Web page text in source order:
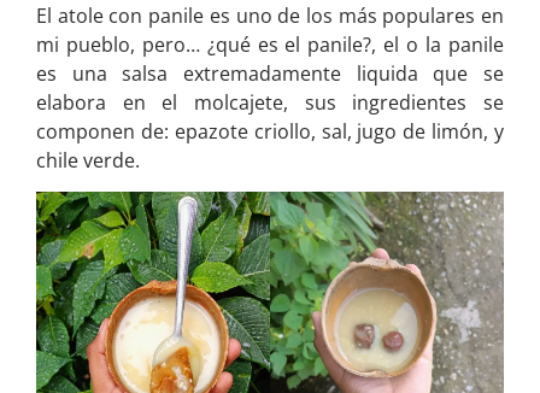
El atole con panile es uno de los más populares en
mi pueblo, pero… ¿qué es el panile?, el o la panile
es una salsa extremadamente liquida que se
elabora en el molcajete, sus ingredientes se
componen de: epazote criollo, sal, jugo de limón, y
chile verde.